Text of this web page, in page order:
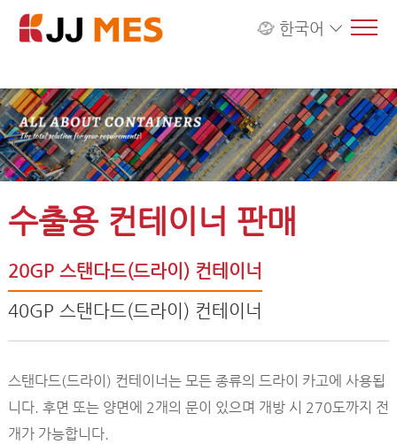
한국어
수출용 컨테이너 판매
20GP 스탠다드(드라이) 컨테이너
40GP 스탠다드(드라이) 컨테이너
스탠다드(드라이) 컨테이너는 모든 종류의 드라이 카고에 사용됩
니다. 후면 또는 양면에 2개의 문이 있으며 개방 시 270도까지 전
개가 가능합니다.